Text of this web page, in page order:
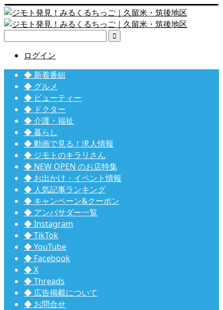

ログイン
◆ 新着番組
◆ グルメ
◆ ビューティー
◆ ドクター
◆ 介護・福祉
◆ 暮らし
◆ 動画で見る！求人情報
◆ ジモトのキラリさん
◆ NEW OPEN のお店特集
◆ お出かけ・イベント情報
◆ 人気記事ランキング
◆ キャンペーン&クーポン
◆ アンバサダー一覧
◆ Instagram
◆ TikTok
◆ YouTube
◆ Facebook
◆ X
◆ Threads
◆ 広告掲載について
◆ お問合せ